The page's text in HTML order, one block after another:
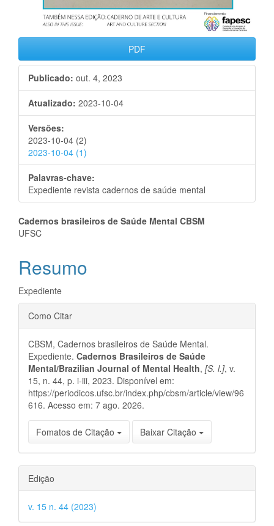
PDF
Publicado: out. 4, 2023
Atualizado: 2023-10-04
Versões:
2023-10-04 (2)
2023-10-04 (1)
Palavras-chave:
Expediente revista cadernos de saúde mental
Conteúdo
artigo
principal
Cadernos brasileiros de Saúde Mental CBSM
UFSC
Resumo
Expediente
Detalhes
do
artigo
Como Citar
CBSM, Cadernos brasileiros de Saúde Mental.
Expediente. Cadernos Brasileiros de Saúde
Mental/Brazilian Journal of Mental Health, [S. l.], v.
15, n. 44, p. i-iii, 2023. Disponível em:
https://periodicos.ufsc.br/index.php/cbsm/article/view/96
616. Acesso em: 7 ago. 2026.
Fomatos de Citação Baixar Citação
Edição
v. 15 n. 44 (2023)